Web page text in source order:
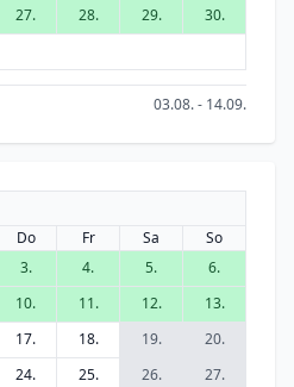
27. 28. 29.
30.
03.08. - 14.09.
Do Fr Sa
So
3. 4. 5.
6.
10. 11. 12.
13.
17. 18. 19.
20.
24. 25. 26.
27.